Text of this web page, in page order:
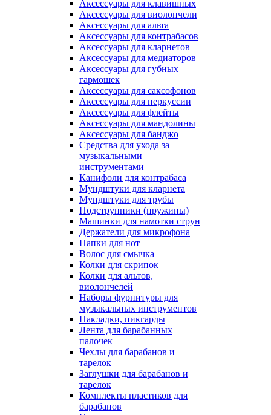
Аксессуары для клавишных
Аксессуары для виолончели
Аксессуары для альта
Аксессуары для контрабасов
Аксессуары для кларнетов
Аксессуары для медиаторов
Аксессуары для губных
гармошек
Аксессуары для саксофонов
Аксессуары для перкуссии
Аксессуары для флейты
Аксессуары для мандолины
Аксессуары для банджо
Средства для ухода за
музыкальными
инструментами
Канифоли для контрабаса
Мундштуки для кларнета
Мундштуки для трубы
Подструнники (пружины)
Машинки для намотки струн
Держатели для микрофона
Папки для нот
Волос для смычка
Колки для скрипок
Колки для альтов,
виолончелей
Наборы фурнитуры для
музыкальных инструментов
Накладки, пикгарды
Лента для барабанных
палочек
Чехлы для барабанов и
тарелок
Заглушки для барабанов и
тарелок
Комплекты пластиков для
барабанов